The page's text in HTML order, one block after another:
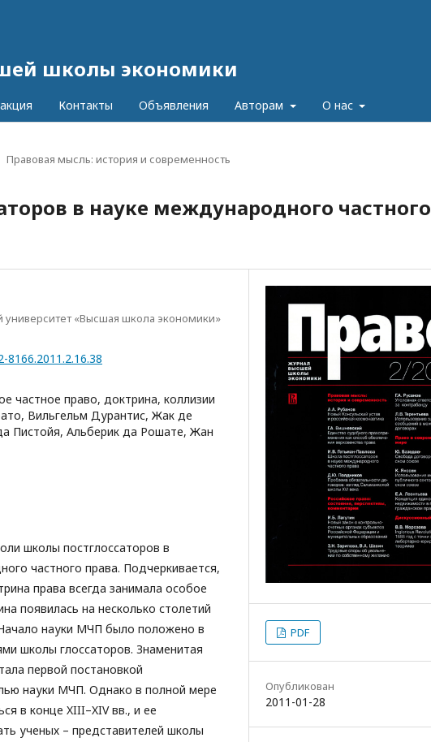
школы экономики
Контакты Объявления Авторам О нас
Правовая мысль: история и современность
в науке международного частного
«Высшая школа экономики»
частное право, доктрина, коллизии
Вильгельм Дурантис, Жак де
Пистойя, Альберик да Рошате, Жан
школы постглоссаторов в
частного права. Подчеркивается,
права всегда занимала особое
появилась на несколько столетий
науки МЧП было положено в
школы глоссаторов. Знаменитая
первой постановкой
науки МЧП. Однако в полной мере
в конце XIII–XIV вв., и ее
ученых – представителей школы
PDF
Опубликован
2011-01-28